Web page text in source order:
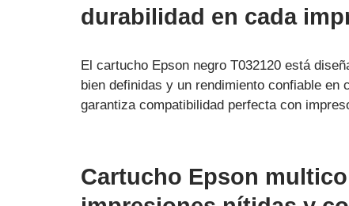
durabilidad en cada
El cartucho Epson negro T032120 está
bien definidas y un rendimiento confiable en
garantiza compatibilidad perfecta con
Cartucho Epson